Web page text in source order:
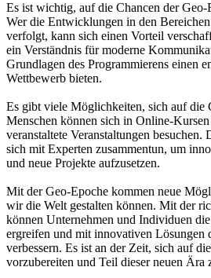
Es ist wichtig, auf die Chancen der Geo-
Wer die Entwicklungen in den
verfolgt, kann sich einen Vorteil
ein Verständnis für moderne
Grundlagen des Programmierens einen
Wettbewerb bieten.
Es gibt viele Möglichkeiten, sich auf die
Menschen können sich in Online-
veranstaltete Veranstaltungen besuchen.
sich mit Experten zusammentun, um
und neue Projekte aufzusetzen.
Mit der Geo-Epoche kommen neue
wir die Welt gestalten können. Mit der
können Unternehmen und Individuen
ergreifen und mit innovativen Lösungen
verbessern. Es ist an der Zeit, sich auf
vorzubereiten und Teil dieser neuen Ära